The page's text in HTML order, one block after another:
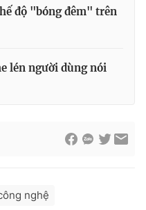
độ "bóng đêm" trên
lén người dùng nói
nghệ